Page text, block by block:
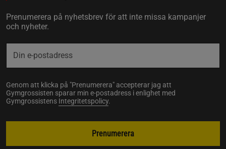
Prenumerera på nyhetsbrev för att inte missa kampanjer
och nyheter.
Genom att klicka på "Prenumerera" accepterar jag att
Gymgrossisten sparar min e-postadress i enlighet med
Gymgrossistens Integritetspolicy.
Prenumerera